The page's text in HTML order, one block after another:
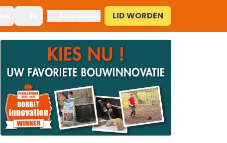
LID WORDEN